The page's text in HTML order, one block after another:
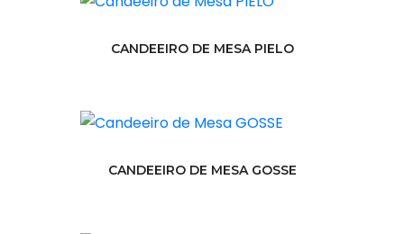
CANDEEIRO DE MESA PIELO
CANDEEIRO DE MESA GOSSE